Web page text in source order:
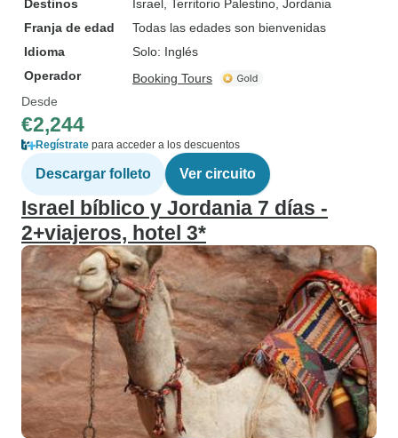
Destinos
Israel , Territorio Palestino , Jordania
Franja de edad
Todas las edades son bienvenidas
Idioma
Solo: Inglés
Operador
Booking Tours
Desde
€2,244
Regístrate para acceder a los descuentos
Descargar folleto Ver circuito
Israel bíblico y Jordania 7 días -
2+viajeros, hotel 3*